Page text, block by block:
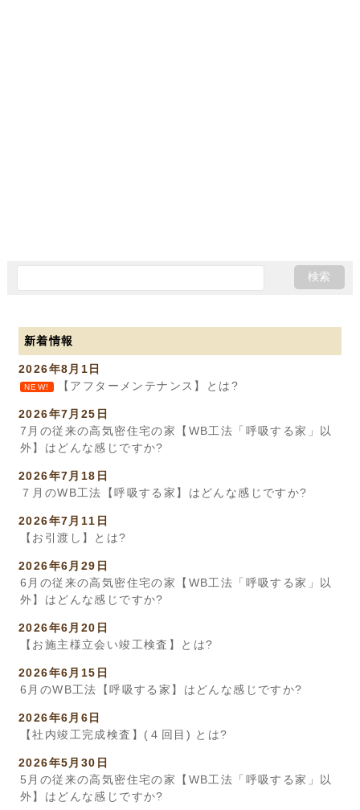
新着情報
2026年8月1日
NEW! 【アフターメンテナンス】とは?
2026年7月25日
7月の従来の高気密住宅の家【WB工法「呼吸する家」以
外】はどんな感じですか?
2026年7月18日
７月のWB工法【呼吸する家】はどんな感じですか?
2026年7月11日
【お引渡し】とは?
2026年6月29日
6月の従来の高気密住宅の家【WB工法「呼吸する家」以
外】はどんな感じですか?
2026年6月20日
【お施主様立会い竣工検査】とは?
2026年6月15日
6月のWB工法【呼吸する家】はどんな感じですか?
2026年6月6日
【社内竣工完成検査】(４回目) とは?
2026年5月30日
5月の従来の高気密住宅の家【WB工法「呼吸する家」以
外】はどんな感じですか?